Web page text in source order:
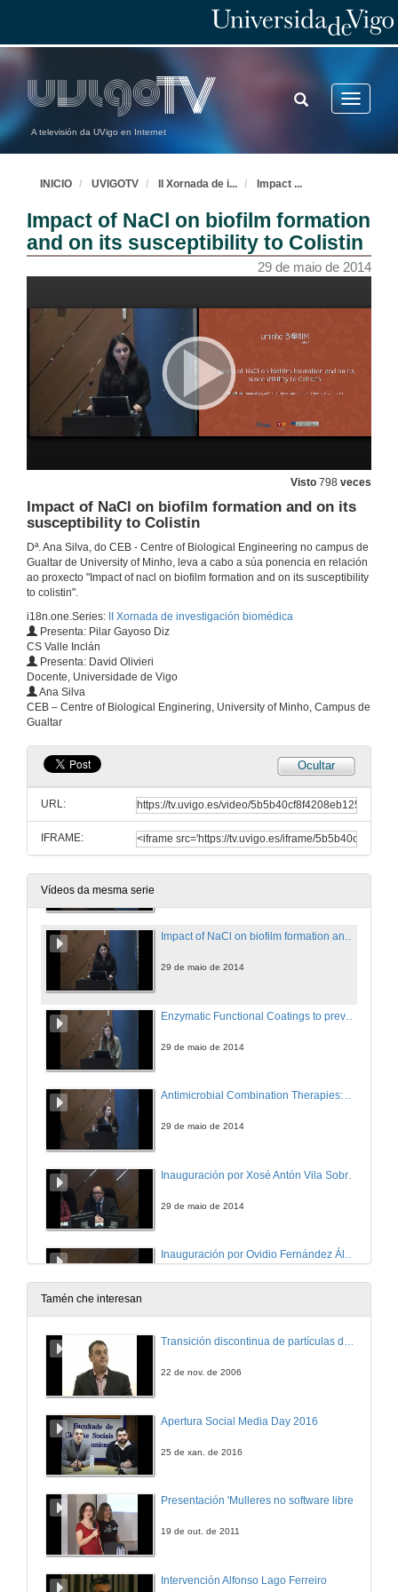
A televisión da UVigo en Internet
Toggle
TOGGLE
SEARCH
INICIO UVIGOTV II Xornada de i... Impact ...
Impact of NaCl on biofilm formation
and on its susceptibility to Colistin
29 de maio de 2014
Visto 798 veces
Impact of NaCl on biofilm formation and on its
susceptibility to Colistin
Dª. Ana Silva, do CEB - Centre of Biological Engineering no campus de
Gualtar de University of Minho, leva a cabo a súa ponencia en relación
ao proxecto "Impact of nacl on biofilm formation and on its susceptibility
to colistin".
i18n.one.Series:
II Xornada de investigación biomédica
Presenta: Pilar Gayoso Diz
CS Valle Inclán
Presenta: David Olivieri
Docente, Universidade de Vigo
Ana Silva
CEB – Centre of Biological Enginering, University of Minho, Campus de
Gualtar
Ocultar
URL:
IFRAME:
Vídeos da mesma serie
29 de maio de 2014
Efecto dos tratamentos antiagregantes e anticoagulantes sobre a precisión da diagnose da sangre oculta en heces inmunolóxica para a deteción de cancro colorrectal
29 de maio de 2014
MorphoCol: an ontology-based system for bacterial colony morphology characterisation
Impact of NaCl on biofilm formation and on its susceptibility to Colistin
29 de maio de 2014
29 de maio de 2014
Antimicrobial Combination Therapies: A Network Perspective
29 de maio de 2014
29 de maio de 2014
Inauguración por Ovidio Fernández Álvarez
29 de maio de 2014
Inauguración por Eloina Nuñez Masid
Tamén che interesan
Transición discontinua de partículas de microgel termosensible
22 de nov. de 2006
Apertura Social Media Day 2016
25 de xan. de 2016
Presentación 'Mulleres no software libre'
19 de out. de 2011
Intervención Alfonso Lago Ferreiro